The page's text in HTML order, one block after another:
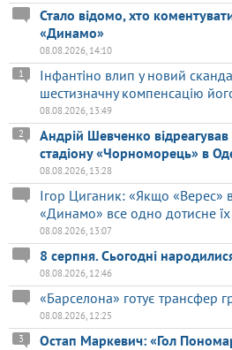
Стало відомо, хто
«Динамо»
08.08.2026, 14:10
Інфантіно влип у новий
шестизначну компенсацію
1
08.08.2026, 13:49
Андрій Шевченко відреагував
стадіону «Чорноморець» в
2
08.08.2026, 13:28
Ігор Циганик: «Якщо «Верес»
«Динамо» все одно дотисне їх
08.08.2026, 13:07
8 серпня. Сьогодні
08.08.2026, 12:46
«Барселона» готує трансфер
08.08.2026, 12:25
Остап Маркевич: «Гол
3